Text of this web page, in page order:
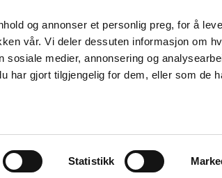
og annonser et personlig preg, for å
vår. Vi deler dessuten informasjon om
sosiale medier, annonsering og
har gjort tilgjengelig for dem, eller som de
Statistikk
Beslag
Bransjer